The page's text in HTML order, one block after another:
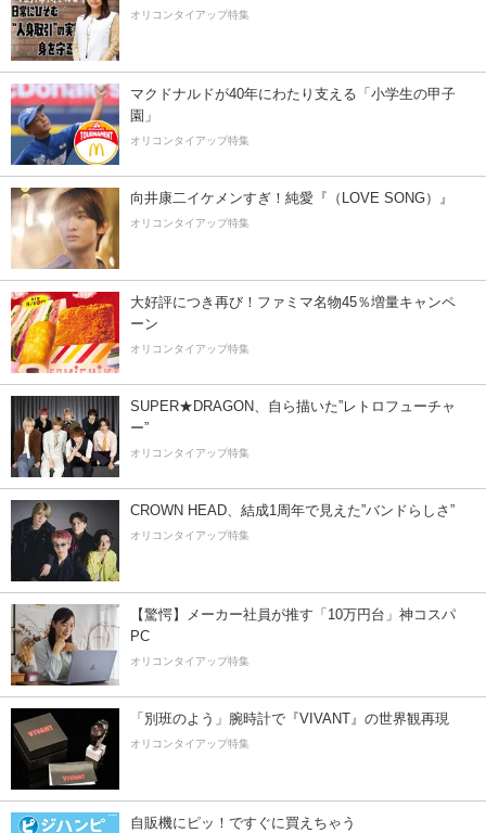
オリコンタイアップ特集
マクドナルドが40年にわたり支える「小学生の甲子
園」
オリコンタイアップ特集
向井康二イケメンすぎ！純愛『（LOVE SONG）』
オリコンタイアップ特集
大好評につき再び！ファミマ名物45％増量キャンペ
ーン
オリコンタイアップ特集
SUPER★DRAGON、自ら描いた”レトロフューチャ
ー”
オリコンタイアップ特集
CROWN HEAD、結成1周年で見えた”バンドらしさ”
オリコンタイアップ特集
【驚愕】メーカー社員が推す「10万円台」神コスパ
PC
オリコンタイアップ特集
「別班のよう」腕時計で『VIVANT』の世界観再現
オリコンタイアップ特集
自販機にピッ！ですぐに買えちゃう